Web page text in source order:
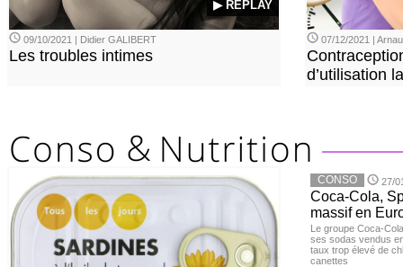
▶ REPLAY
09/10/2021 | Didier GALIBERT
Les troubles intimes
07/12/2021 |
d’utilisation
CONSO 27/
Coca-Cola,
massif en
Le groupe Coca-
ses sodas vendus
taux trop élevé de
canettes